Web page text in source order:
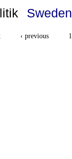
Sweden
‹ previous 1